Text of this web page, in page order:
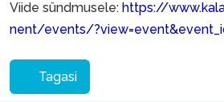
Viide sündmusele: https://
nent/events/
Tagasi